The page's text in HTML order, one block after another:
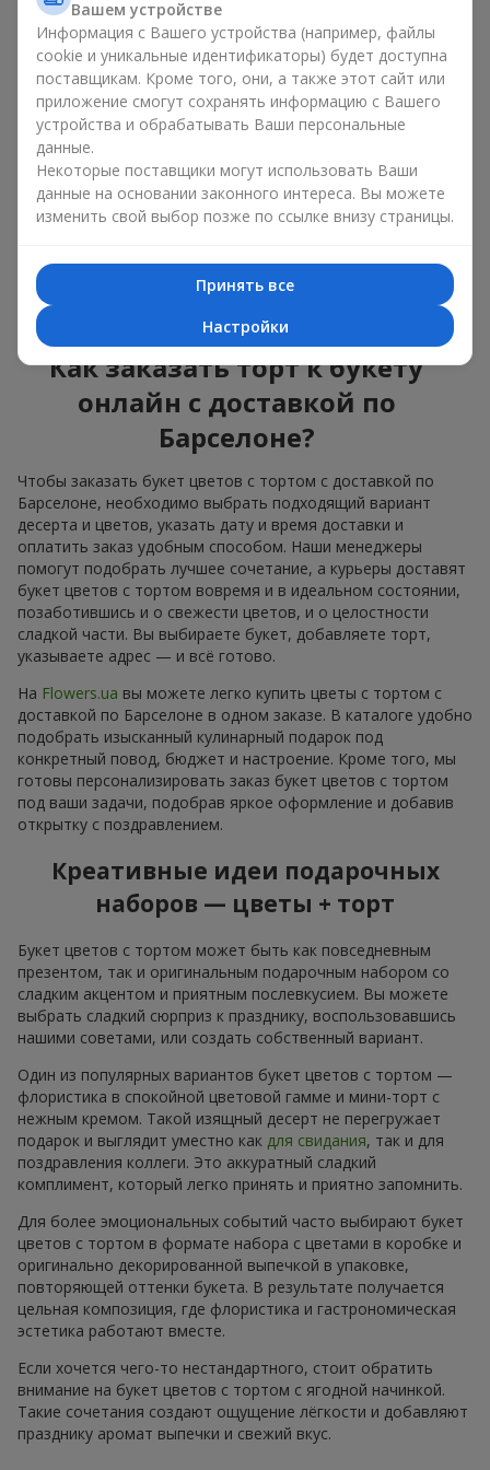
красота и вкус в одном
подарке
Торты с живыми цветами — это современное сочетание
флористики и гастрономической эстетики. Эксклюзивный
десерт в паре с
стильно и подчёркивает значимость события —дня
рождения ,рождения ребёнкаиликорпоратива.
В композиции букет цветов с тортом живые растения
завершает сладкий праздничный акцент. Такой десерт с
украшениями из любимых цветов отлично смотрится и на
праздничном столе, и на фотографиях.
Как заказать торт к букету
онлайн с доставкой по
Барселоне?
Чтобы заказать букет цветов с тортом с доставкой по
Барселоне, необходимо выбрать подходящий вариант
десерта и цветов, указать дату и время доставки и
оплатить заказ удобным способом. Наши менеджеры
помогут подобрать лучшее сочетание, а курьеры доставят
букет цветов с тортом вовремя и в идеальном состоянии,
позаботившись и о свежести цветов, и о целостности
сладкой части. Вы выбираете букет, добавляете торт,
указываете адрес — и всё готово.
На Flowers.ua вы можете легко купить цветы с тортом с
доставкой по Барселоне в одном заказе. В каталоге удобно
подобрать изысканный кулинарный подарок под
конкретный повод, бюджет и настроение. Кроме того, мы
готовы персонализировать заказ букет цветов с тортом
под ваши задачи, подобрав яркое оформление и добавив
открытку с поздравлением.
Креативные идеи подарочных
наборов — цветы + торт
Букет цветов с тортом может быть как повседневным
презентом, так и оригинальным подарочным набором со
сладким акцентом и приятным послевкусием. Вы можете
выбрать сладкий сюрприз к празднику, воспользовавшись
нашими советами, или создать собственный вариант.
Один из популярных вариантов букет цветов с тортом —
флористика в спокойной цветовой гамме и мини-торт с
нежным кремом. Такой изящный десерт не перегружает
подарок и выглядит уместно как для свидания, так и для
поздравления коллеги. Это аккуратный сладкий
комплимент, который легко принять и приятно запомнить.
Для более эмоциональных событий часто выбирают букет
цветов с тортом в формате набора с цветами в коробке и
оригинально декорированной выпечкой в упаковке,
повторяющей оттенки букета. В результате получается
цельная композиция, где флористика и гастрономическая
эстетика работают вместе.
Если хочется чего-то нестандартного, стоит обратить
внимание на букет цветов с тортом с ягодной начинкой.
Такие сочетания создают ощущение лёгкости и добавляют
празднику аромат выпечки и свежий вкус.
Вашем устройстве
Информация с Вашего устройства (например, файлы
cookie и уникальные идентификаторы) будет доступна
поставщикам. Кроме того, они, а также этот сайт или
приложение смогут сохранять информацию с Вашего
устройства и обрабатывать Ваши персональные
данные.
Некоторые поставщики могут использовать Ваши
данные на основании законного интереса. Вы можете
изменить свой выбор позже по ссылке внизу страницы.
Принять все
Настройки